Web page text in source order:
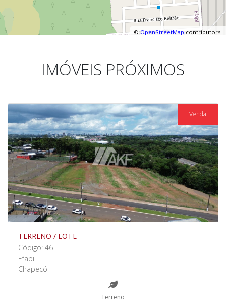
©OpenStreetMap contributors.
IMÓVEIS PRÓXIMOS
Venda
TERRENO / LOTE
Código: 46
Efapi
Chapecó
Terreno